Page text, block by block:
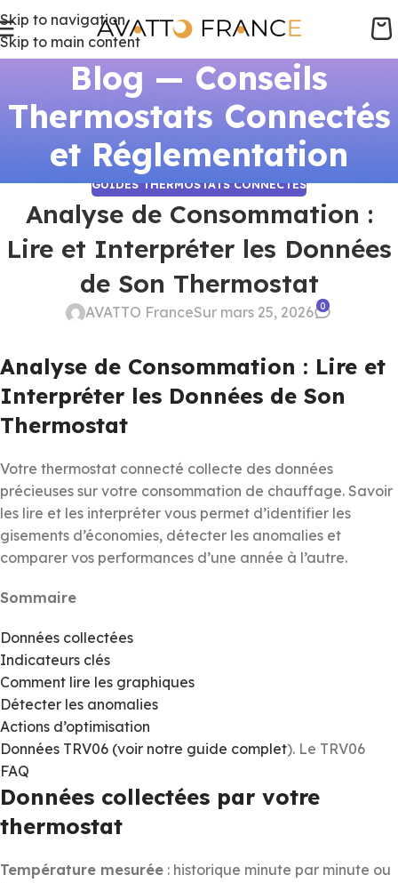
Skip to navigation
Skip to main content
Blog — Conseils
Thermostats Connectés
et Réglementation
GUIDES THERMOSTATS CONNECTÉS
Analyse de Consommation :
Lire et Interpréter les Données
de Son Thermostat
AVATTO FranceSur mars 25, 2026 0
Analyse de Consommation : Lire et
Interpréter les Données de Son
Thermostat
Votre thermostat connecté collecte des données
précieuses sur votre consommation de chauffage. Savoir
les lire et les interpréter vous permet d’identifier les
gisements d’économies, détecter les anomalies et
comparer vos performances d’une année à l’autre.
Sommaire
Données collectées
Indicateurs clés
Comment lire les graphiques
Détecter les anomalies
Actions d’optimisation
Données TRV06 (voir notre guide complet). Le TRV06
FAQ
Données collectées par votre
thermostat
Température mesurée : historique minute par minute ou